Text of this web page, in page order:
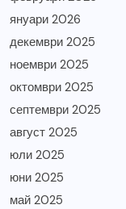
януари 2026
декември 2025
ноември 2025
октомври 2025
септември 2025
август 2025
юли 2025
юни 2025
май 2025